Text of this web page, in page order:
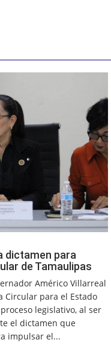
dictamen para
de Tamaulipas
Américo Villarreal
Circular para el Estado
legislativo, al ser
el dictamen que
impulsar el...